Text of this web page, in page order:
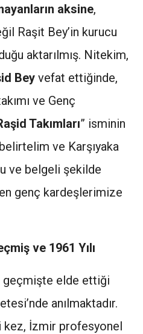
aksine,
Raşit Bey’in kurucu
aktarılmış. Nitekim,
Bey vefat ettiğinde,
ve Genç
Takımları” isminin
ve Karşıyaka
ve belgeli şekilde
genç kardeşlerimize
ve 1961 Yılı
geçmişte elde ettiği
anılmaktadır.
İzmir profesyonel